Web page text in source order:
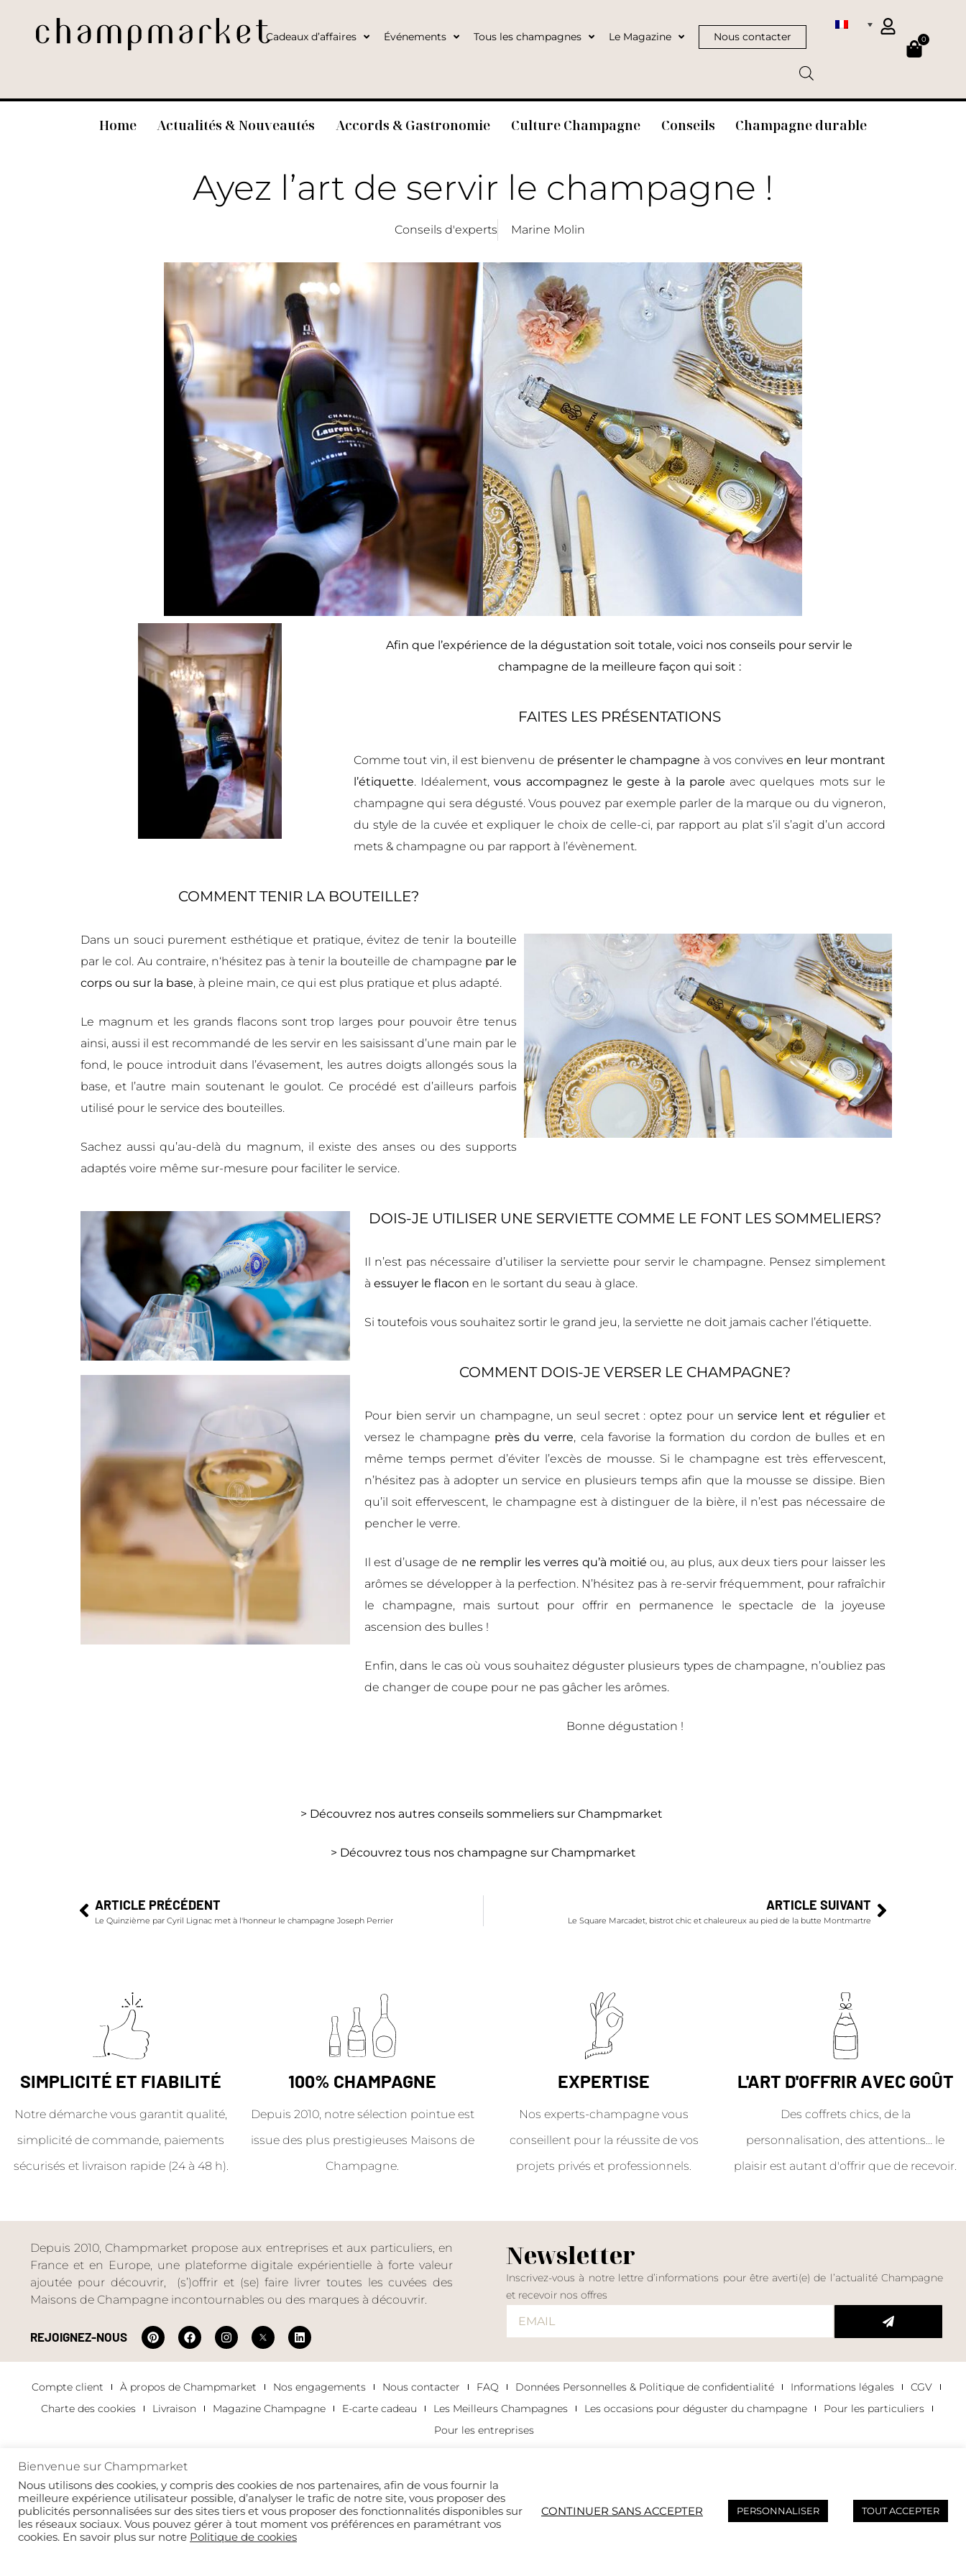
Cadeaux d’affaires Événements Tous les champagnes Le Magazine Nous contacter 0
Home Actualités & Nouveautés Accords & Gastronomie Culture Champagne Conseils Champagne durable
Ayez l’art de servir le champagne !
Conseils d'experts Marine Molin
Afin que l’expérience de la dégustation soit totale, voici nos conseils pour servir le
champagne de la meilleure façon qui soit :
FAITES LES PRÉSENTATIONS
Comme tout vin, il est bienvenu de présenter le champagne à vos convivesen leur montrant
l’étiquette. Idéalement,vous accompagnez le geste à la parole avec quelques mots sur le
champagne qui sera dégusté. Vous pouvez par exemple parler de la marque ou du vigneron,
du style de la cuvée et expliquer le choix de celle-ci, par rapport au plat s’il s’agit d’un accord
mets & champagne ou par rapport à l’évènement.
COMMENT TENIR LA BOUTEILLE?
Dans un souci purement esthétique et pratique, évitez de tenir la bouteille
par le col. Au contraire, n‘hésitez pas à tenir la bouteille de champagne par le
corps ou sur la base, à pleine main, ce qui est plus pratique et plus adapté.
Le magnum et les grands flacons sont trop larges pour pouvoir être tenus
ainsi, aussi il est recommandé de les servir en les saisissant d’une main par le
fond, le pouce introduit dans l’évasement, les autres doigts allongés sous la
base, et l’autre main soutenant le goulot. Ce procédé est d’ailleurs parfois
utilisé pour le service des bouteilles.
Sachez aussi qu’au-delà du magnum, il existe des anses ou des supports
adaptés voire même sur-mesure pour faciliter le service.
DOIS-JE UTILISER UNE SERVIETTE COMME LE FONT LES SOMMELIERS?
Il n’est pas nécessaire d’utiliser la serviette pour servir le champagne. Pensez simplement
à essuyer le flacon en le sortant du seau à glace.
Si toutefois vous souhaitez sortir le grand jeu, la serviette ne doit jamais cacher l’étiquette.
COMMENT DOIS-JE VERSER LE CHAMPAGNE?
Pour bien servir un champagne, un seul secret : optez pour un service lent et régulier et
versez le champagne près du verre, cela favorise la formation du cordon de bulles et en
même temps permet d’éviter l’excès de mousse. Si le champagne est très effervescent,
n’hésitez pas à adopter un service en plusieurs temps afin que la mousse se dissipe. Bien
qu’il soit effervescent, le champagne est à distinguer de la bière, il n’est pas nécessaire de
pencher le verre.
Il est d’usage de ne remplir les verres qu’à moitié ou, au plus, aux deux tiers pour laisser les
arômes se développer à la perfection. N’hésitez pas à re-servir fréquemment, pour rafraîchir
le champagne, mais surtout pour offrir en permanence le spectacle de la joyeuse
ascension des bulles !
Enfin, dans le cas où vous souhaitez déguster plusieurs types de champagne, n’oubliez pas
de changer de coupe pour ne pas gâcher les arômes.
Bonne dégustation !
> Découvrez nos autres conseils sommeliers sur Champmarket
> Découvrez tous nos champagne sur Champmarket
ARTICLE PRÉCÉDENT
Le Quinzième par Cyril Lignac met à l'honneur le champagne Joseph Perrier
ARTICLE SUIVANT
Le Square Marcadet, bistrot chic et chaleureux au pied de la butte Montmartre
SIMPLICITÉ ET FIABILITÉ
Notre démarche vous garantit qualité,
simplicité de commande, paiements
sécurisés et livraison rapide (24 à 48 h).
100% CHAMPAGNE
Depuis 2010, notre sélection pointue est
issue des plus prestigieuses Maisons de
Champagne.
EXPERTISE
Nos experts-champagne vous
conseillent pour la réussite de vos
projets privés et professionnels.
L'ART D'OFFRIR AVEC GOÛT
Des coffrets chics, de la
personnalisation, des attentions… le
plaisir est autant d'offrir que de recevoir.
Depuis 2010, Champmarket propose aux entreprises et aux particuliers, en
France et en Europe, une plateforme digitale expérientielle à forte valeur
ajoutée pour découvrir, (s’)offrir et (se) faire livrer toutes les cuvées des
Maisons de Champagne incontournables ou des marques à découvrir.
REJOIGNEZ-NOUS
Newsletter
Inscrivez-vous à notre lettre d’informations pour être averti(e) de l’actualité Champagne
et recevoir nos offres
Compte client À propos de Champmarket Nos engagements Nous contacter FAQ Données Personnelles & Politique de confidentialité Informations légales
CGV
Charte des cookies
Livraison Magazine Champagne E-carte cadeau Les Meilleurs Champagnes Les occasions pour déguster du champagne
Pour les particuliers
Pour les entreprises
Copyright 2022 © tous droits réservés. Champmarket.
Bienvenue sur Champmarket
Nous utilisons des cookies, y compris des cookies de nos partenaires, afin de vous fournir la
meilleure expérience utilisateur possible, d’analyser le trafic de notre site, vous proposer des
publicités personnalisées sur des sites tiers et vous proposer des fonctionnalités disponibles sur
les réseaux sociaux. Vous pouvez gérer à tout moment vos préférences en paramétrant vos
cookies. En savoir plus sur notre Politique de cookies
CONTINUER SANS ACCEPTER PERSONNALISER TOUT ACCEPTER